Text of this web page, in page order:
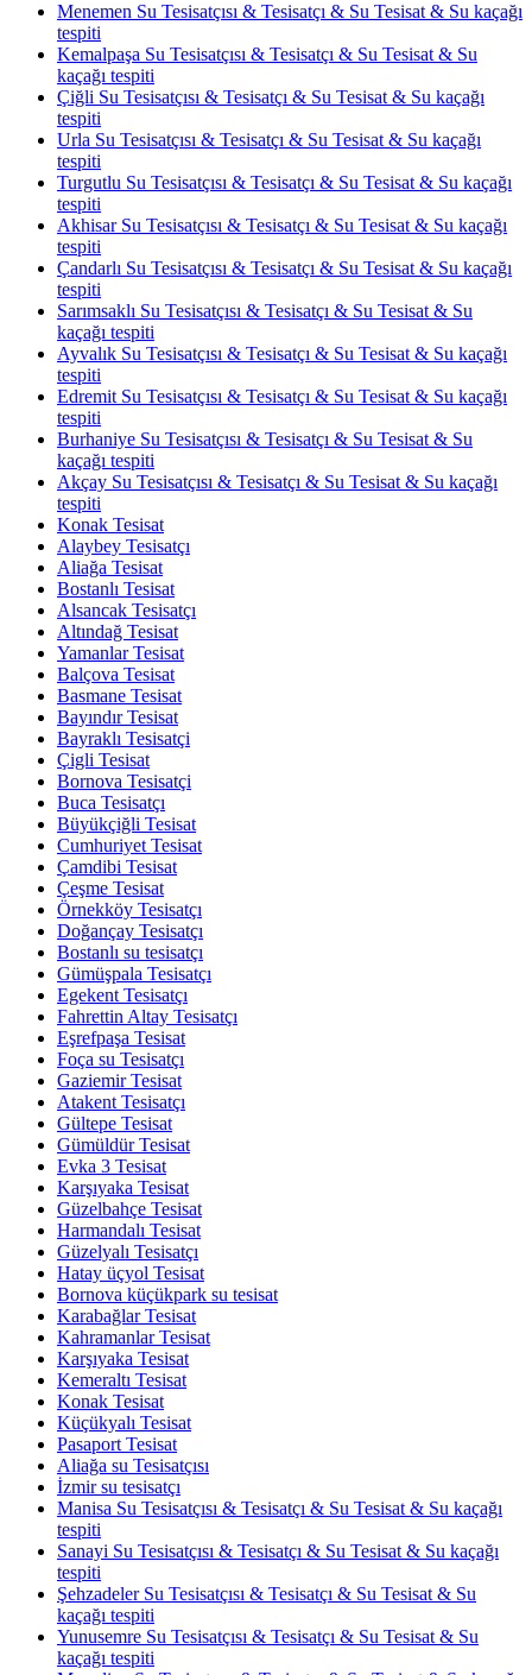
Menemen Su Tesisatçısı & Tesisatçı & Su Tesisat & Su kaçağı
tespiti
Kemalpaşa Su Tesisatçısı & Tesisatçı & Su Tesisat & Su
kaçağı tespiti
Çiğli Su Tesisatçısı & Tesisatçı & Su Tesisat & Su kaçağı
tespiti
Urla Su Tesisatçısı & Tesisatçı & Su Tesisat & Su kaçağı
tespiti
Turgutlu Su Tesisatçısı & Tesisatçı & Su Tesisat & Su kaçağı
tespiti
Akhisar Su Tesisatçısı & Tesisatçı & Su Tesisat & Su kaçağı
tespiti
Çandarlı Su Tesisatçısı & Tesisatçı & Su Tesisat & Su kaçağı
tespiti
Sarımsaklı Su Tesisatçısı & Tesisatçı & Su Tesisat & Su
kaçağı tespiti
Ayvalık Su Tesisatçısı & Tesisatçı & Su Tesisat & Su kaçağı
tespiti
Edremit Su Tesisatçısı & Tesisatçı & Su Tesisat & Su kaçağı
tespiti
Burhaniye Su Tesisatçısı & Tesisatçı & Su Tesisat & Su
kaçağı tespiti
Akçay Su Tesisatçısı & Tesisatçı & Su Tesisat & Su kaçağı
tespiti
Konak Tesisat
Alaybey Tesisatçı
Aliağa Tesisat
Bostanlı Tesisat
Alsancak Tesisatçı
Altındağ Tesisat
Yamanlar Tesisat
Balçova Tesisat
Basmane Tesisat
Bayındır Tesisat
Bayraklı Tesisatçi
Çigli Tesisat
Bornova Tesisatçi
Buca Tesisatçı
Büyükçiğli Tesisat
Cumhuriyet Tesisat
Çamdibi Tesisat
Çeşme Tesisat
Örnekköy Tesisatçı
Doğançay Tesisatçı
Bostanlı su tesisatçı
Gümüşpala Tesisatçı
Egekent Tesisatçı
Fahrettin Altay Tesisatçı
Eşrefpaşa Tesisat
Foça su Tesisatçı
Gaziemir Tesisat
Atakent Tesisatçı
Gültepe Tesisat
Gümüldür Tesisat
Evka 3 Tesisat
Karşıyaka Tesisat
Güzelbahçe Tesisat
Harmandalı Tesisat
Güzelyalı Tesisatçı
Hatay üçyol Tesisat
Bornova küçükpark su tesisat
Karabağlar Tesisat
Kahramanlar Tesisat
Karşıyaka Tesisat
Kemeraltı Tesisat
Konak Tesisat
Küçükyalı Tesisat
Pasaport Tesisat
Aliağa su Tesisatçısı
İzmir su tesisatçı
Manisa Su Tesisatçısı & Tesisatçı & Su Tesisat & Su kaçağı
tespiti
Sanayi Su Tesisatçısı & Tesisatçı & Su Tesisat & Su kaçağı
tespiti
Şehzadeler Su Tesisatçısı & Tesisatçı & Su Tesisat & Su
kaçağı tespiti
Yunusemre Su Tesisatçısı & Tesisatçı & Su Tesisat & Su
kaçağı tespiti